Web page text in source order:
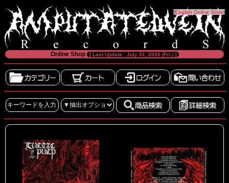
[English Online Store]
Online Shop [ Last Update : July 31, 2026 (Fri.) ]